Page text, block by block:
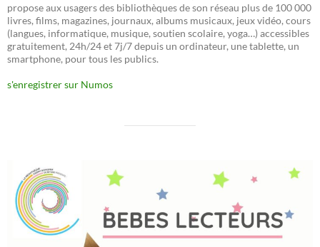
propose aux usagers des bibliothèques de son réseau plus de 100 000
livres, films, magazines, journaux, albums musicaux, jeux vidéo, cours
(langues, informatique, musique, soutien scolaire, yoga…) accessibles
gratuitement, 24h/24 et 7j/7 depuis un ordinateur, une tablette, un
smartphone, pour tous les publics.
s'enregistrer sur Numos